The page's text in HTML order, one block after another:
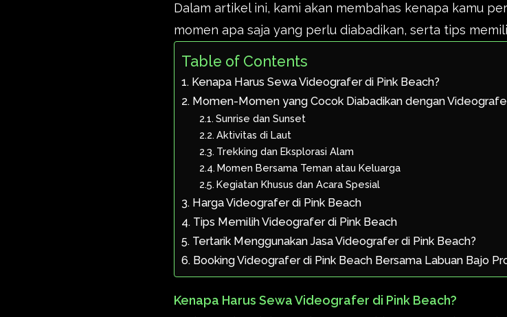
Dalam artikel ini, kami akan membahas kenapa kamu
momen apa saja yang perlu diabadikan, serta tips
Table of Contents
Kenapa Harus Sewa Videografer di Pink Beach?
Momen-Momen yang Cocok Diabadikan dengan
Sunrise dan Sunset
Aktivitas di Laut
Trekking dan Eksplorasi Alam
Momen Bersama Teman atau Keluarga
Kegiatan Khusus dan Acara Spesial
Harga Videografer di Pink Beach
Tips Memilih Videografer di Pink Beach
Tertarik Menggunakan Jasa Videografer di Pink Beach?
Booking Videografer di Pink Beach Bersama Labuan Bajo
Kenapa Harus Sewa Videografer di Pink Beach?